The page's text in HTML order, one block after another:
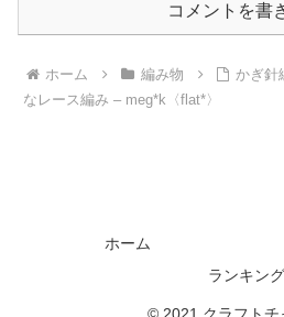
コメントを書
ホーム 編み物
かぎ針
なレース編み – meg*k〈flat*〉
ホーム
ランキング